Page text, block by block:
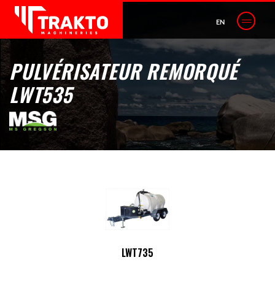
EN
PULVÉRISATEUR REMORQUÉ
LWT535
LWT735